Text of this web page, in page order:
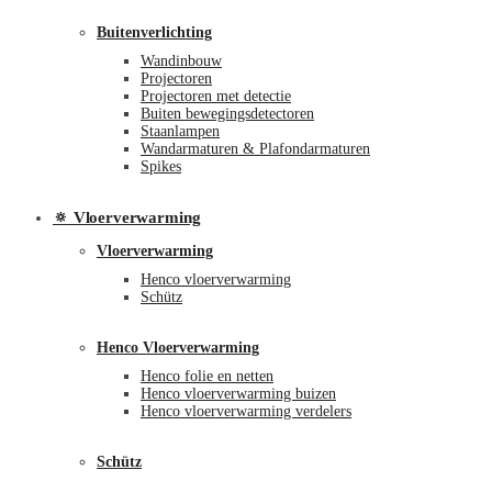
Buitenverlichting
Wandinbouw
Projectoren
Projectoren met detectie
Buiten bewegingsdetectoren
Staanlampen
Wandarmaturen & Plafondarmaturen
Spikes
🔅 Vloerverwarming
Vloerverwarming
Henco vloerverwarming
Schütz
Henco Vloerverwarming
Henco folie en netten
Henco vloerverwarming buizen
Henco vloerverwarming verdelers
Schütz